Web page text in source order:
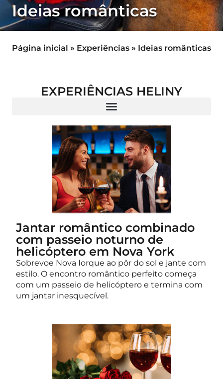
Ideias românticas
Página inicial » Experiências » Ideias românticas
EXPERIÊNCIAS HELINY
Jantar romântico combinado
com passeio noturno de
helicóptero em Nova York
Sobrevoe Nova Iorque ao pôr do sol e jante com
estilo. O encontro romântico perfeito começa
com um passeio de helicóptero e termina com
um jantar inesquecível.